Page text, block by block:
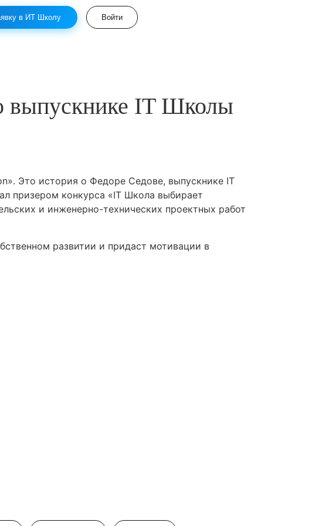
в ИТ Школу Войти
выпускнике IT Школы
Это история о Федоре Седове, выпускнике IT
призером конкурса «IT Школа выбирает
и инженерно-технических проектных работ
развитии и придаст мотивации в